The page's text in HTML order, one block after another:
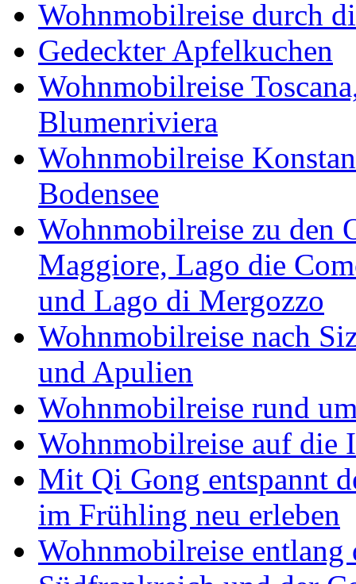
Wohnmobilreise durch
Gedeckter Apfelkuchen
Wohnmobilreise
Blumenriviera
Wohnmobilreise
Bodensee
Wohnmobilreise zu den
Maggiore, Lago die
und Lago di Mergozzo
Wohnmobilreise nach
und Apulien
Wohnmobilreise rund
Wohnmobilreise auf die
Mit Qi Gong entspannt
im Frühling neu erleben
Wohnmobilreise